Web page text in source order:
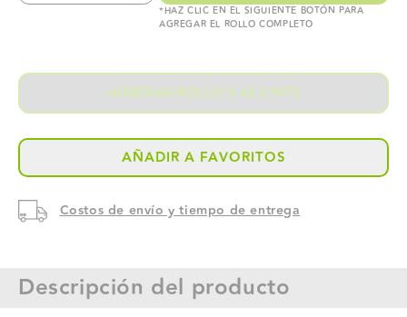
Descripción del producto
para
VINILO
DECORATIVO
TEXTURIZADO
TIPO
Y
cantidad
para
VINILO
DECORATIVO
TEXTURIZADO
TIPO
Y
AGREGAR ROLLO X 48.0 MTS
*HAZ CLIC EN EL SIGUIENTE BOTÓN PARA
AGREGAR EL ROLLO COMPLETO
AÑADIR A FAVORITOS
Costos de envío y tiempo de entrega